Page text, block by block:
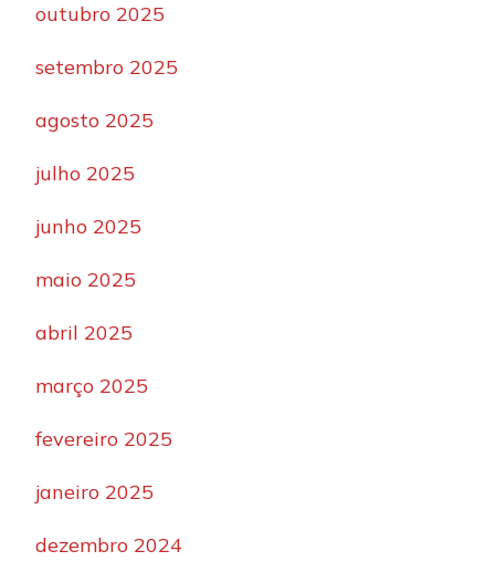
outubro 2025
setembro 2025
agosto 2025
julho 2025
junho 2025
maio 2025
abril 2025
março 2025
fevereiro 2025
janeiro 2025
dezembro 2024